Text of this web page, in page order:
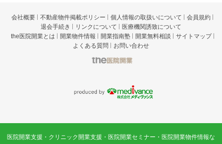
会社概要 不動産物件掲載ポリシー 個人情報の取扱いについて
会員規約
退会手続き
リンクについて
医療機関誘致について
the医院開業とは
開業物件情報 開業指南塾 開業無料相談
サイトマップ
よくある質問
お問い合わせ
t
he医院開業
roduced by 株式会社メディヴァン
ス
医院開業支援・クリニック開業支援・医院開業セミナー・医院開業物件情報な